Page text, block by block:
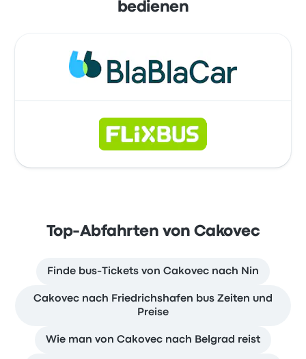
bedienen
Top-Abfahrten von Cakovec
Finde bus-Tickets von Cakovec nach Nin
Cakovec nach Friedrichshafen bus Zeiten und
Preise
Wie man von Cakovec nach Belgrad reist